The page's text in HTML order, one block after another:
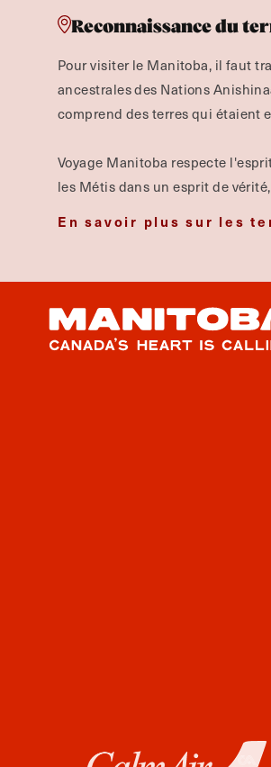
Reconnaissance du
Pour visiter le Manitoba, il faut
ancestrales des Nations
comprend des terres qui étaient
Voyage Manitoba respecte
les Métis dans un esprit de
En savoir plus sur les